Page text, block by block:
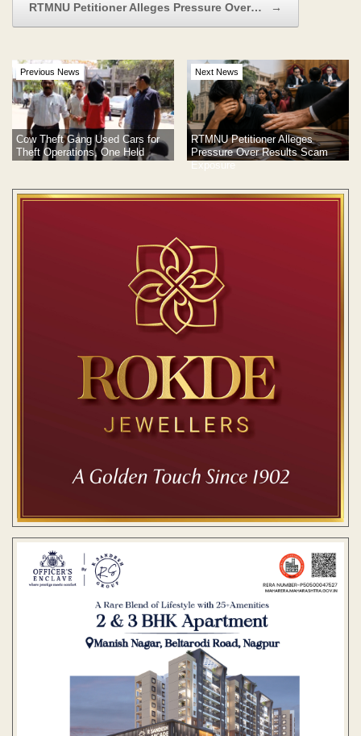
RTMNU Petitioner Alleges Pressure Over… →
Previous News
Cow Theft Gang Used Cars for
Theft Operations, One Held
Next News
RTMNU Petitioner Alleges
Pressure Over Results Scam
Exposure